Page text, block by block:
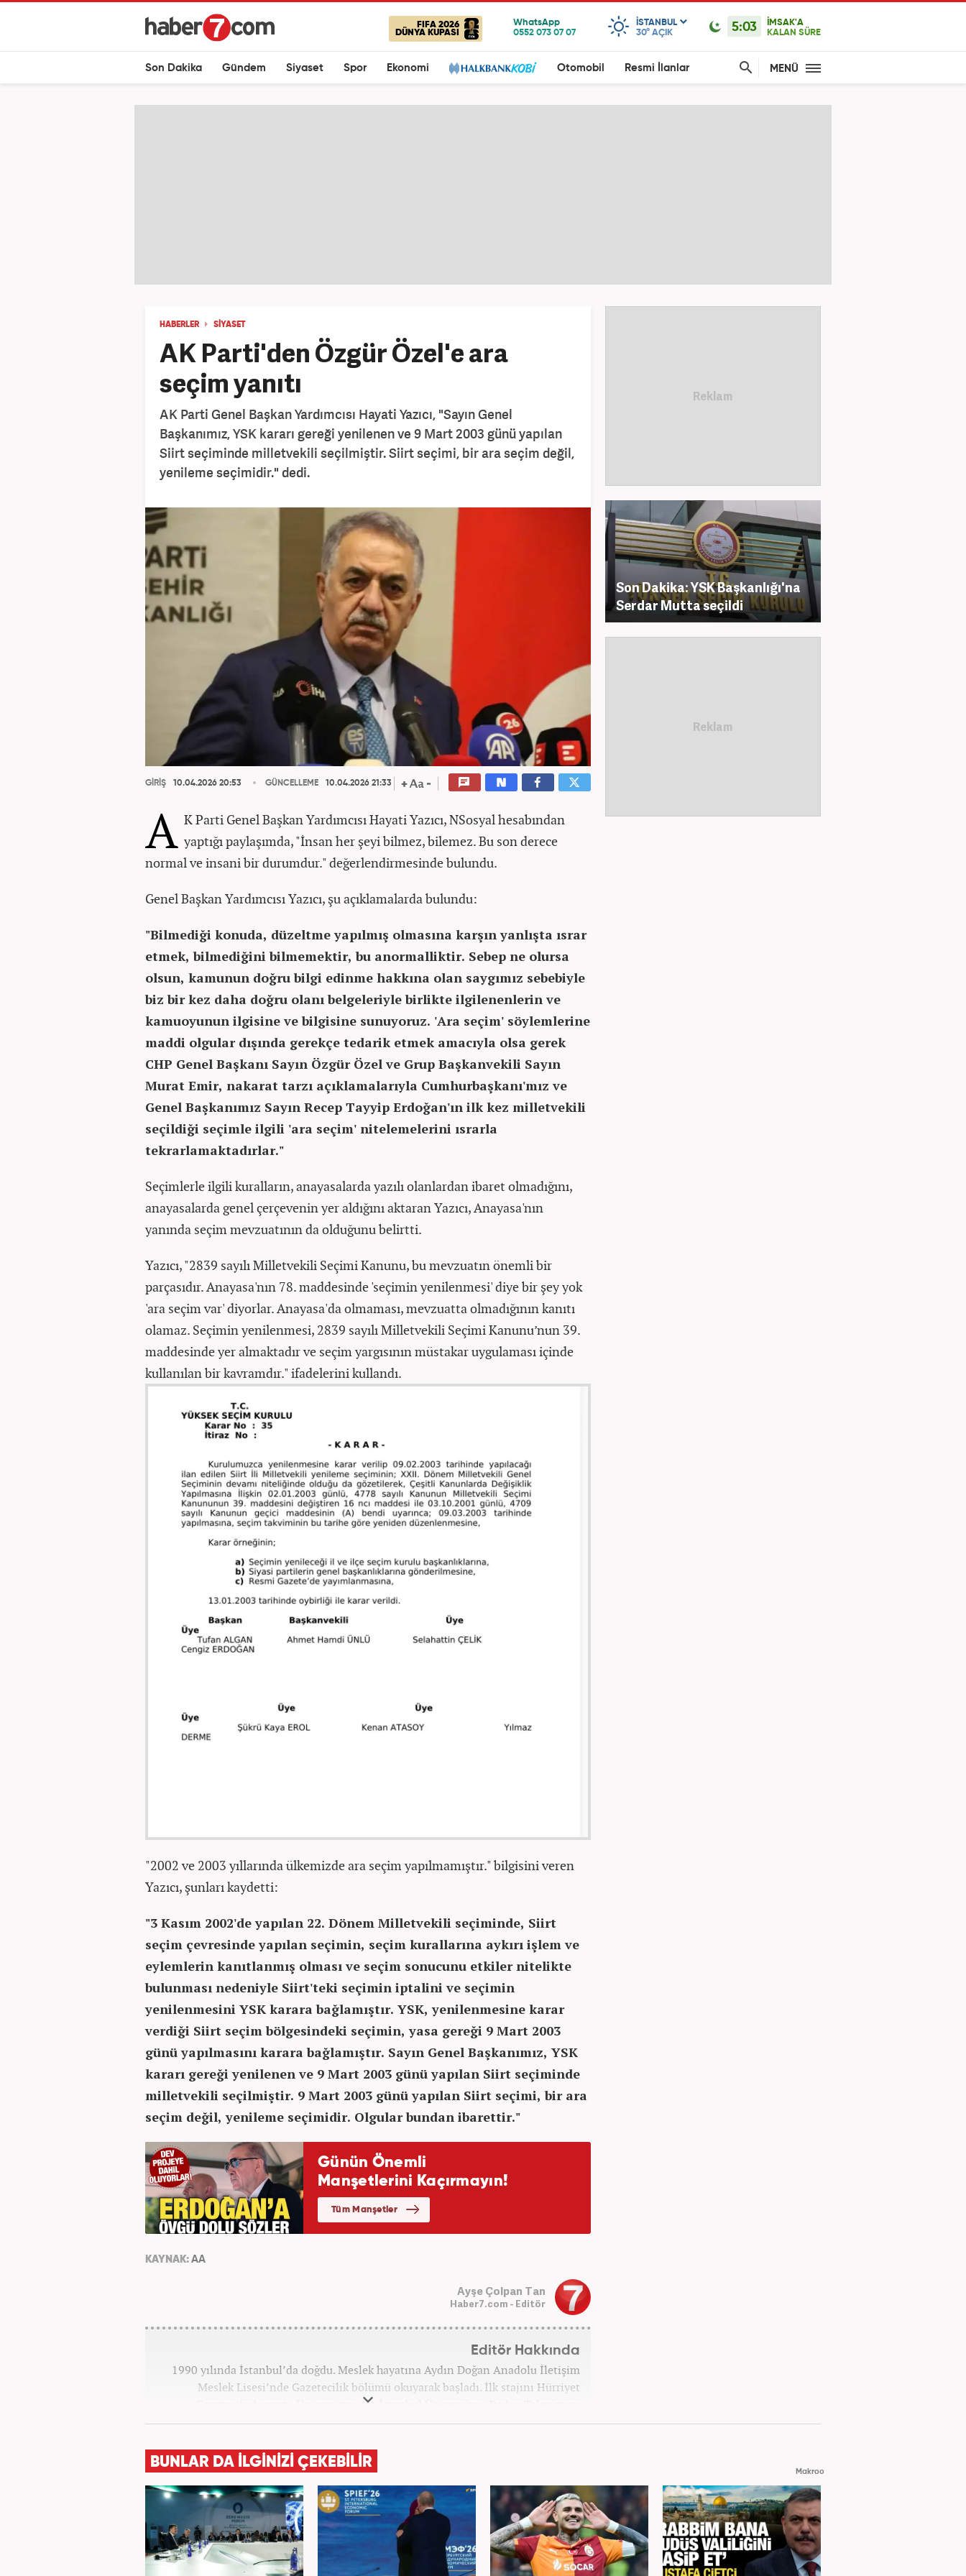
FIFA 2026
DÜNYA KUPASI
ISTANBUL
30° AÇIK 5:03
İMSAK'A
KALAN SÜRE
Son Dakika Gündem Siyaset Spor Ekonomi Otomobil Resmi İlanlar MENÜ
HABERLER SİYASET
AK Parti'den Özgür Özel'e ara
seçim yanıtı
AK Parti Genel Başkan Yardımcısı Hayati Yazıcı, "Sayın Genel
Başkanımız, YSK kararı gereği yenilenen ve 9 Mart 2003 günü yapılan
Siirt seçiminde milletvekili seçilmiştir. Siirt seçimi, bir ara seçim değil,
yenileme seçimidir." dedi.
GİRİŞ 10.04.2026 20:53 GÜNCELLEME 10.04.2026 21:33
A K Parti Genel Başkan Yardımcısı Hayati Yazıcı, NSosyal hesabından
yaptığı paylaşımda, "İnsan her şeyi bilmez, bilemez. Bu son derece
normal ve insani bir durumdur." değerlendirmesinde bulundu.
Genel Başkan Yardımcısı Yazıcı, şu açıklamalarda bulundu:
"Bilmediği konuda, düzeltme yapılmış olmasına karşın yanlışta ısrar
etmek, bilmediğini bilmemektir, bu anormalliktir. Sebep ne olursa
olsun, kamunun doğru bilgi edinme hakkına olan saygımız sebebiyle
biz bir kez daha doğru olanı belgeleriyle birlikte ilgilenenlerin ve
kamuoyunun ilgisine ve bilgisine sunuyoruz. 'Ara seçim' söylemlerine
maddi olgular dışında gerekçe tedarik etmek amacıyla olsa gerek
CHP Genel Başkanı Sayın Özgür Özel ve Grup Başkanvekili Sayın
Murat Emir, nakarat tarzı açıklamalarıyla Cumhurbaşkanı'mız ve
Genel Başkanımız Sayın Recep Tayyip Erdoğan'ın ilk kez milletvekili
seçildiği seçimle ilgili 'ara seçim' nitelemelerini ısrarla
tekrarlamaktadırlar."
Seçimlerle ilgili kuralların, anayasalarda yazılı olanlardan ibaret olmadığını,
anayasalarda genel çerçevenin yer aldığını aktaran Yazıcı, Anayasa'nın
yanında seçim mevzuatının da olduğunu belirtti.
Yazıcı, "2839 sayılı Milletvekili Seçimi Kanunu, bu mevzuatın önemli bir
parçasıdır. Anayasa'nın 78. maddesinde 'seçimin yenilenmesi' diye bir şey yok
'ara seçim var' diyorlar. Anayasa'da olmaması, mevzuatta olmadığının kanıtı
olamaz. Seçimin yenilenmesi, 2839 sayılı Milletvekili Seçimi Kanunu’nun 39.
maddesinde yer almaktadır ve seçim yargısının müstakar uygulaması içinde
kullanılan bir kavramdır." ifadelerini kullandı.
"2002 ve 2003 yıllarında ülkemizde ara seçim yapılmamıştır." bilgisini veren
Yazıcı, şunları kaydetti:
"3 Kasım 2002'de yapılan 22. Dönem Milletvekili seçiminde, Siirt
seçim çevresinde yapılan seçimin, seçim kurallarına aykırı işlem ve
eylemlerin kanıtlanmış olması ve seçim sonucunu etkiler nitelikte
bulunması nedeniyle Siirt'teki seçimin iptalini ve seçimin
yenilenmesini YSK karara bağlamıştır. YSK, yenilenmesine karar
verdiği Siirt seçim bölgesindeki seçimin, yasa gereği 9 Mart 2003
günü yapılmasını karara bağlamıştır. Sayın Genel Başkanımız, YSK
kararı gereği yenilenen ve 9 Mart 2003 günü yapılan Siirt seçiminde
milletvekili seçilmiştir. 9 Mart 2003 günü yapılan Siirt seçimi, bir ara
seçim değil, yenileme seçimidir. Olgular bundan ibarettir."
KAYNAK: AA
Ayşe Çolpan Tan
Haber7.com - Editör
Editör Hakkında
1990 yılında İstanbul’da doğdu. Meslek hayatına Aydın Doğan Anadolu İletişim
Meslek Lisesi’nde Gazetecilik bölümü okuyarak başladı. İlk stajını Hürriyet
Gazetesi’nde yaptı. Üniversiteyi ise İstanbul Üniversitesi Radyo Televizyon
Yayımcılığı bölümünde tamamladı. 2009 yılında Milliyet Gazetesi’nde internet
televizyon bulunmaktadır. Meslek hayatına Haber7.com’da “Gündem Editörü”
olarak devam etmektedir. Evli ve 2 çocuk annesidir.
Son Dakika: YSK Başkanlığı'na
Serdar Mutta seçildi
BUNLAR DA İLGİNİZİ ÇEKEBİLİR
Makroo